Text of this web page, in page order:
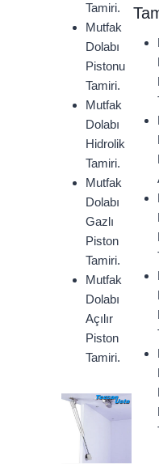
Tamiri.
Mutfak
Dolabı
Pistonu
Tamiri.
Mutfak
Dolabı
Hidrolik
Tamiri.
Mutfak
Dolabı
Gazlı
Piston
Tamiri.
Mutfak
Dolabı
Açılır
Piston
Tamiri.